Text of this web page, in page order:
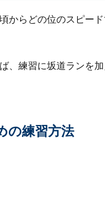
素振りやサーブ練習。筋力の強
ないというお悩みを抱えている
からどの位のスピー
、練習に坂道ランを
の練習方法